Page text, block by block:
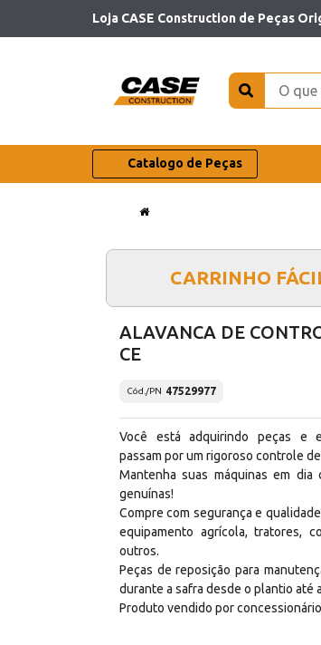
Loja CASE Construction de Peças
Catalogo de Peças
CARRINHO
ALAVANCA DE
CE
Cód./PN 47529977
Você está adquirindo peças e
passam por um rigoroso controle
Mantenha suas máquinas em dia
genuínas!
Compre com segurança e
equipamento agrícola, tratores,
outros.
Peças de reposição para
durante a safra desde o plantio até
Produto vendido por